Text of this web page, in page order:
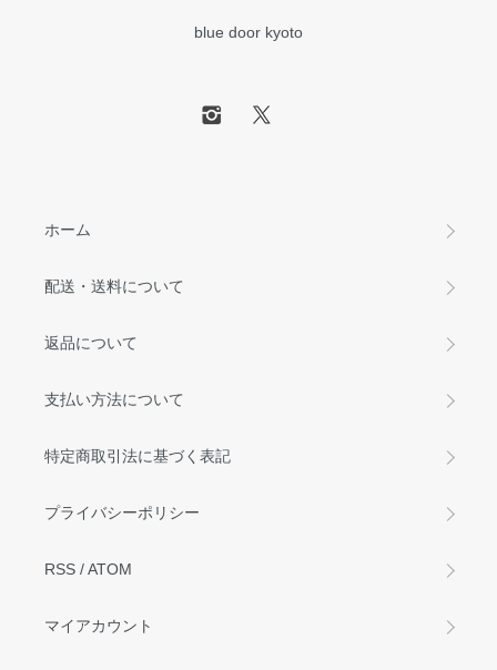
blue door kyoto
ホーム
配送・送料について
返品について
支払い方法について
特定商取引法に基づく表記
プライバシーポリシー
RSS /ATOM
マイアカウント